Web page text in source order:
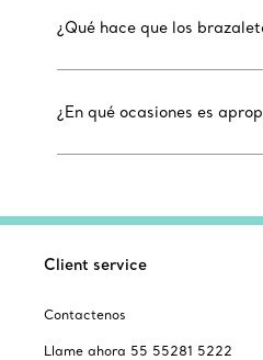
¿Qué hace que los
¿En qué ocasiones es
Client service
Contactenos
Llame ahora 55 55281 5222